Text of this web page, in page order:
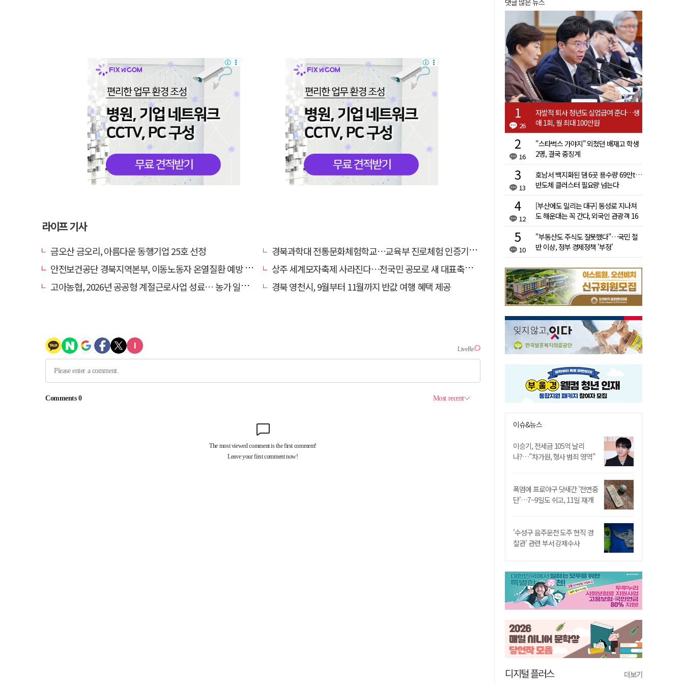
라이프 기사
금오산 금오리, 아름다운 동행기업 25호 선정
경북과학대 전통문화체험학교…교육부 진로체험 인증기관 선정
안전보건공단 경북지역본부, 이동노동자 온열질환 예방 캠페인
상주 세계모자축제 사라진다…전국민 공모로 새 대표축제 발굴 나서
고아농협, 2026년 공공형 계절근로사업 성료… 농가 일손 부족 해소 '효자'
경북 영천시, 9월부터 11월까지 반값 여행 혜택 제공
댓글 많은 뉴스
26
자발적 퇴사 청년도 실업급여 준다…생
애 1회, 월 최대 100만원
16
"스타벅스 가야지" 외쳤던 배재고 학생
2명, 결국 중징계
13
호남서 백지화된 댐 6곳 용수량 69만t…
반도체 클러스터 필요량 넘는다
12
[부산에도 밀리는 대구] 동성로 지나쳐
도 해운대는 꼭 간다, 외국인 관광객 16
10
"부동산도 주식도 잘못했다"…국민 절
반 이상, 정부 경제정책 '부정'
이슈&뉴스
이승기, 전세금 105억 날리
나?…"차가원, 형사 범죄 영역"
폭염에 프로야구 닷새간 '전면중
단'…7~9일도 쉬고, 11일 재개
'수성구 음주운전 도주 현직 경
찰관' 관련 부서 강제수사
디지털 플러스 더보기